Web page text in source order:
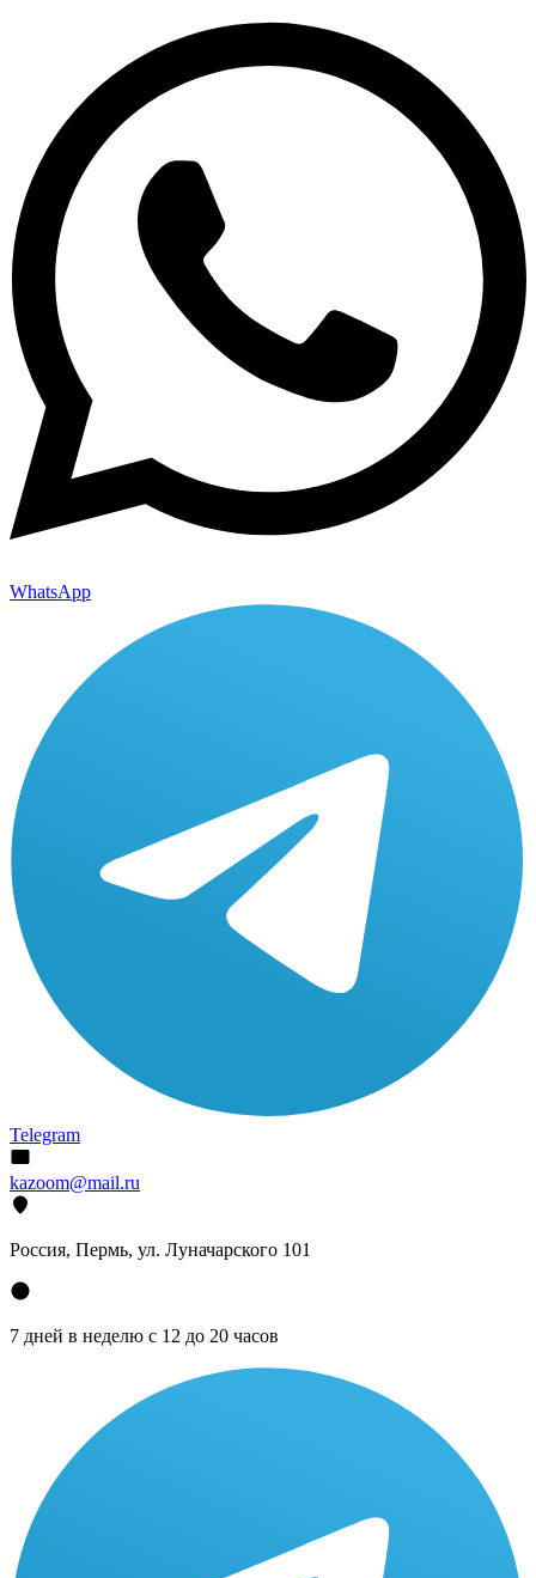
WhatsApp
Telegram
kazoom@mail.ru
Россия, Пермь, ул. Луначарского 101
7 дней в неделю с 12 до 20 часов